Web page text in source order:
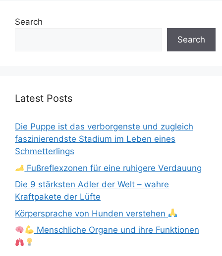
Search
Search
Latest Posts
Die Puppe ist das verborgenste und zugleich
faszinierendste Stadium im Leben eines
Schmetterlings
Fußreflexzonen für eine ruhigere Verdauung
Die 9 stärksten Adler der Welt – wahre
Kraftpakete der Lüfte
Körpersprache von Hunden verstehen
Menschliche Organe und ihre Funktionen